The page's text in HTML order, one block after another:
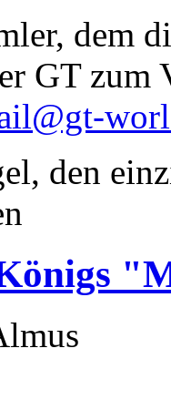
dem
GT zum
den